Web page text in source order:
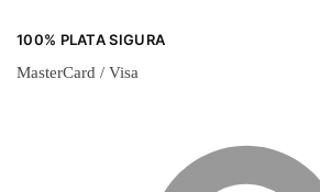
100% PLATA SIGURA
MasterCard / Visa